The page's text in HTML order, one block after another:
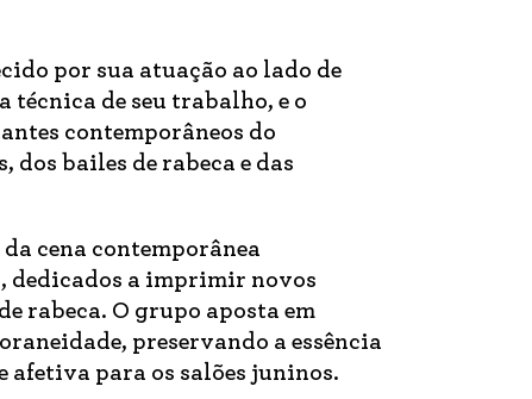
por sua atuação ao lado de
técnica de seu trabalho, e o
contemporâneos do
dos bailes de rabeca e das
cena contemporânea
dedicados a imprimir novos
rabeca. O grupo aposta em
preservando a essência
afetiva para os salões juninos.